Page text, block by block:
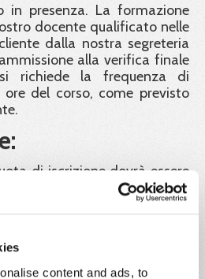
content and ads, to
in presenza. La formazione
docente qualificato nelle
dalla nostra segreteria
alla verifica finale
si richiede la frequenza di
del corso, come previsto
di iscrizione dovrà essere
lavorativi precedenti alla
Le iscrizioni saranno in ogni
ad esaurimento posti, in
è a numero chiuso e sarà
di 30 partecipanti. Chi